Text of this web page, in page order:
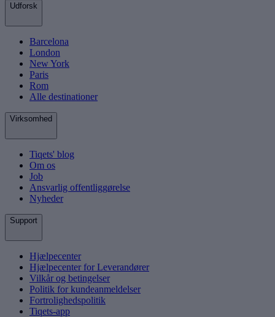
Udforsk
Barcelona
London
New York
Paris
Rom
Alle destinationer
Virksomhed
Tiqets' blog
Om os
Job
Ansvarlig offentliggørelse
Nyheder
Support
Hjælpecenter
Hjælpecenter for Leverandører
Vilkår og betingelser
Politik for kundeanmeldelser
Fortrolighedspolitik
Tiqets-app